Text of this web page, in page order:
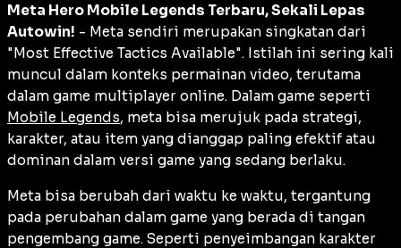
Meta Hero Mobile Legends Terbaru, Sekali Lepas
Autowin! - Meta sendiri merupakan singkatan dari
"Most Effective Tactics Available". Istilah ini sering kali
muncul dalam konteks permainan video, terutama
dalam game multiplayer online. Dalam game seperti
Mobile Legends, meta bisa merujuk pada strategi,
karakter, atau item yang dianggap paling efektif atau
dominan dalam versi game yang sedang berlaku.
Meta bisa berubah dari waktu ke waktu, tergantung
pada perubahan dalam game yang berada di tangan
pengembang game. Seperti penyeimbangan karakter